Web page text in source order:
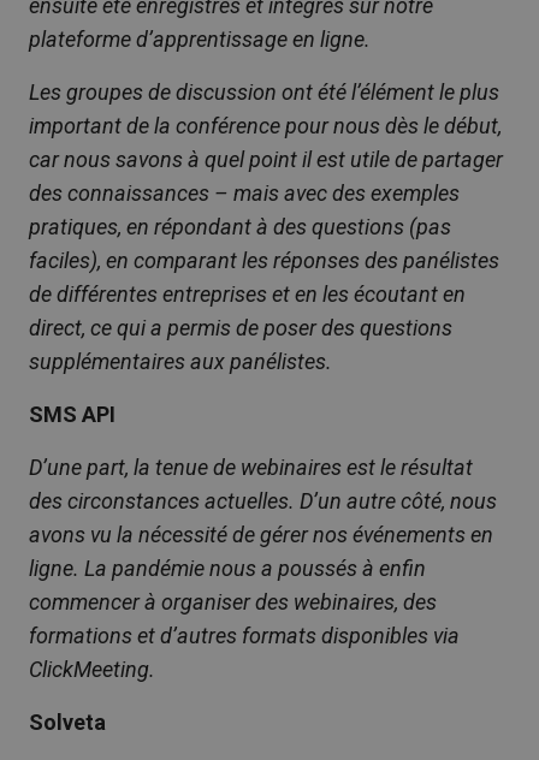
ensuite été enregistrés et intégrés sur notre
plateforme d’apprentissage en ligne.
Les groupes de discussion ont été l’élément le plus
important de la conférence pour nous dès le début,
car nous savons à quel point il est utile de partager
des connaissances – mais avec des exemples
pratiques, en répondant à des questions (pas
faciles), en comparant les réponses des panélistes
de différentes entreprises et en les écoutant en
direct, ce qui a permis de poser des questions
supplémentaires aux panélistes.
SMS API
D’une part, la tenue de webinaires est le résultat
des circonstances actuelles. D’un autre côté, nous
avons vu la nécessité de gérer nos événements en
ligne. La pandémie nous a poussés à enfin
commencer à organiser des webinaires, des
formations et d’autres formats disponibles via
ClickMeeting.
Solveta